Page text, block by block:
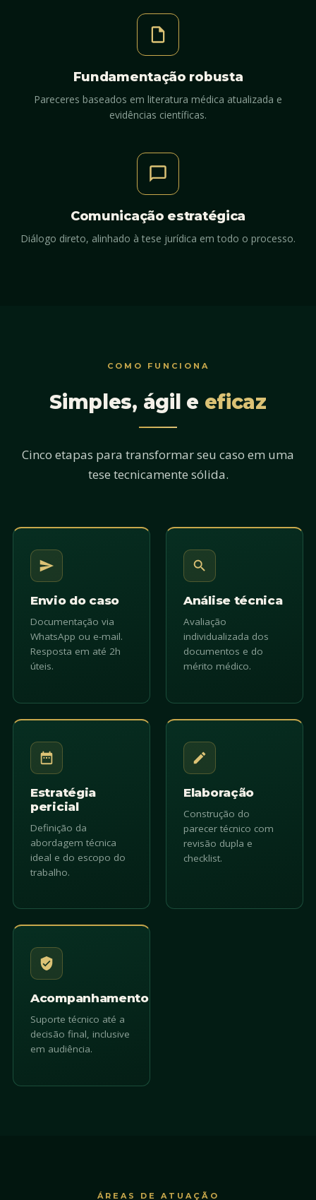
Fundamentação robusta
Pareceres baseados em literatura médica atualizada e
evidências científicas.
Comunicação estratégica
Diálogo direto, alinhado à tese jurídica em todo o processo.
COMO FUNCIONA
Simples, ágil e eficaz
Cinco etapas para transformar seu caso em uma
tese tecnicamente sólida.
Envio do caso
Documentação via
WhatsApp ou e-mail.
Resposta em até 2h
úteis.
Análise técnica
Avaliação
individualizada dos
documentos e do
mérito médico.
Estratégia
pericial
Definição da
abordagem técnica
ideal e do escopo do
trabalho.
Elaboração
Construção do
parecer técnico com
revisão dupla e
checklist.
Acompanhamento
Suporte técnico até a
decisão final, inclusive
em audiência.
ÁREAS DE ATUAÇÃO